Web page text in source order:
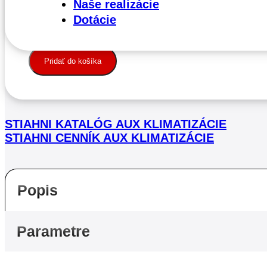
Naše realizácie
Dotácie
Vonkajšia multisplitová klimatizačná jednotka pre dve
AUX
M2-
18LCLH
multisplit
Pridať do košíka
STIAHNI KATALÓG AUX KLIMATIZÁCIE
STIAHNI CENNÍK AUX KLIMATIZÁCIE
Popis
Parametre